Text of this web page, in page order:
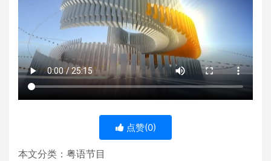
点赞(0)
本文分类： 粤语节目